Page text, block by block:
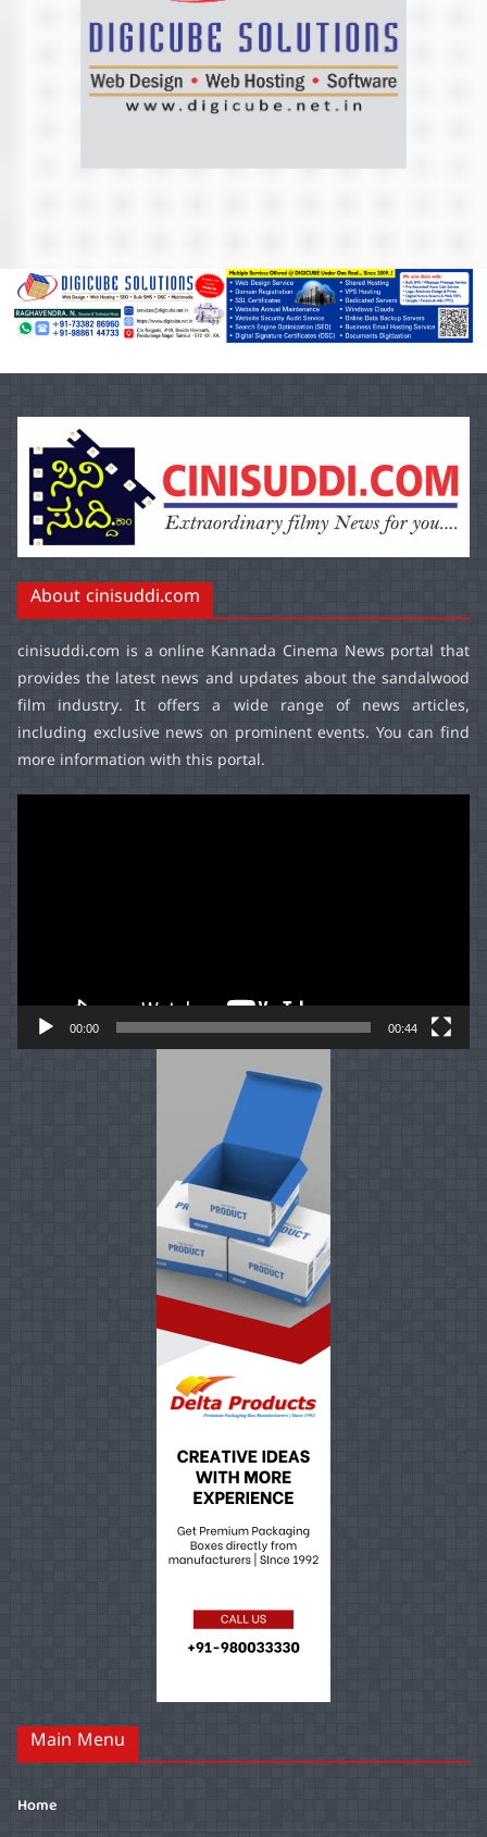
About cinisuddi.com
cinisuddi.com is a online Kannada Cinema News portal that
provides the latest news and updates about the sandalwood
film industry. It offers a wide range of news articles,
including exclusive news on prominent events. You can find
more information with this portal.
00:00 00:44
Main Menu
Home